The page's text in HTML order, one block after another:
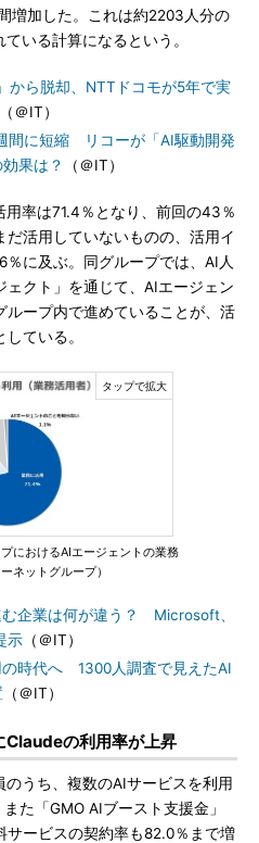
増加した。これは約2203人分の
いる計算になるという。
から脱却、NTTドコモが5年で実
（＠IT）
間に短縮 リコーが「AI駆動開発
果は？
（＠IT）
率は71.4％となり、前回の43％
活用していないものの、活用イ
％に及ぶ。同グループでは、AI人
クト」を通じて、AIエージェン
ループ内で進めていることが、活
ている。
におけるAIエージェントの業務
ネットグループ）
企業は何が違う？ Microsoft、
示 （＠IT）
時代へ 1300人調査で見えたAI
（＠IT）
Claudeの利用率が上昇
うち、複数のAIサービスを利用
た「GMO AIブースト支援金」
サービスの契約率も82.0％まで増